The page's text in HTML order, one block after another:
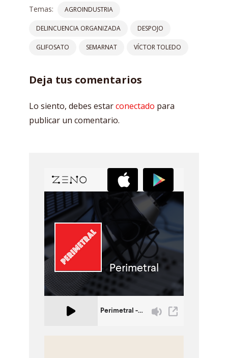
Temas: AGROINDUSTRIA
DELINCUENCIA ORGANIZADA DESPOJO
GLIFOSATO SEMARNAT VÍCTOR TOLEDO
Deja tus comentarios
Lo siento, debes estarconectado para
publicar un comentario.